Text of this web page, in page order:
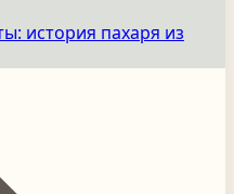
история пахаря из